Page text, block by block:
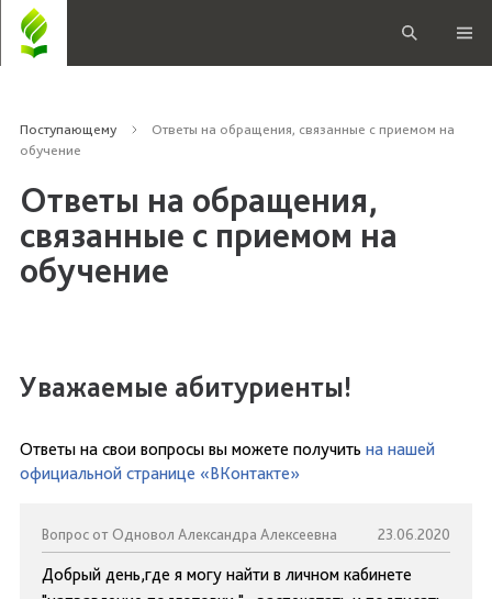
Поступающему
Ответы на обращения, связанные с приемом на
обучение
Ответы на обращения,
связанные с приемом на
обучение
Уважаемые абитуриенты!
Ответы на свои вопросы вы можете получить на нашей
официальной странице «ВКонтакте»
Вопрос от Одновол Александра Алексеевна 23.06.2020
Добрый день,где я могу найти в личном кабинете